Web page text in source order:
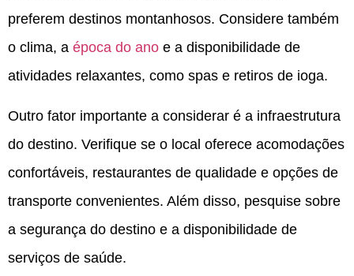
preferem destinos montanhosos. Considere também
o clima, a época do ano e a disponibilidade de
atividades relaxantes, como spas e retiros de ioga.
Outro fator importante a considerar é a infraestrutura
do destino. Verifique se o local oferece acomodações
confortáveis, restaurantes de qualidade e opções de
transporte convenientes. Além disso, pesquise sobre
a segurança do destino e a disponibilidade de
serviços de saúde.